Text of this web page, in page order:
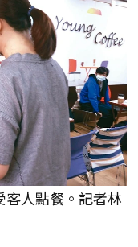
人點餐。記者林